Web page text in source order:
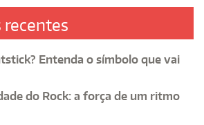
recentes
Entenda o símbolo que vai
do Rock: a força de um ritmo